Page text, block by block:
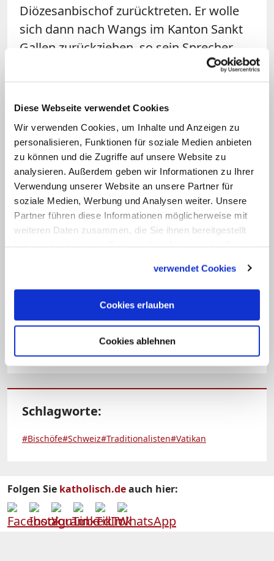
Diese Webseite verwendet Cookies
Wir verwenden Cookies, um Inhalte und Anzeigen zu
personalisieren, Funktionen für soziale Medien anbieten
zu können und die Zugriffe auf unsere Website zu
analysieren. Außerdem geben wir Informationen zu Ihrer
Verwendung unserer Website an unsere Partner für
soziale Medien, Werbung und Analysen weiter. Unsere
Partner führen diese Informationen möglicherweise mit
weiteren Daten zusammen, die Sie ihnen bereitgestellt
verwendet Cookies
Cookies erlauben
Cookies ablehnen
Diözesanbischof zurücktreten. Er wolle
sich dann nach Wangs im Kanton Sankt
Gallen zurückziehen, so sein Sprecher.
Die Piusbruderschaft betreibt in Wangs
Am Samstag hatte Papst Franziskus die
für den Dialog mit der Piusbruderschaft
zuständigeKommission "Ecclesia Dei"
aufgelöst und ihren Aufgabenbereich in
die Glaubenskongregation integriert. In
der Auseinandersetzung mit den
Piusbrüdern gebe es nur noch
sei die Kongregation selbst zuständig,
Namen nannte der Vatikan im
Zusammenhang mit der Reform noch
Schlagworte:
#Bischöfe#Schweiz#Traditionalisten#Vatikan
Folgen Sie katholisch.deauch hier: